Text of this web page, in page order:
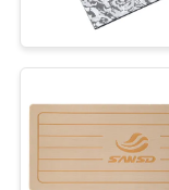
ควบคุม
คุณภาพ
ติดต่อ
Foam